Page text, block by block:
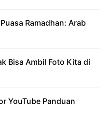
Ramadhan: Arab
Bisa Ambil Foto Kita di
YouTube Panduan